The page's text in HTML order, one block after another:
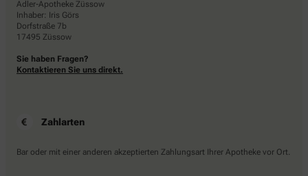
Adler-Apotheke Züssow
Inhaber: Iris Görs
Dorfstraße 7b
17495 Züssow
Sie haben Fragen?
Kontaktieren Sie uns direkt.
Zahlarten
Bar oder mit einer anderen akzeptierten Zahlungsart Ihrer Apotheke vor Ort.